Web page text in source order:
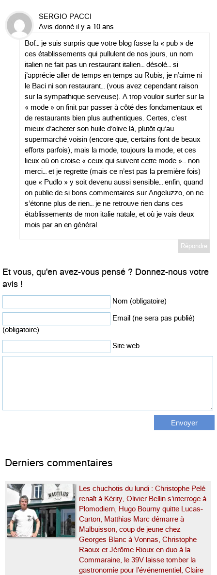
SERGIO PACCI
Avis donné il y a 10 ans
Bof… je suis surpris que votre blog fasse la « pub » de
ces établissements qui pullulent de nos jours, un nom
italien ne fait pas un restaurant italien… désolé… si
j’apprécie aller de temps en temps au Rubis, je n’aime ni
le Baci ni son restaurant… (vous avez cependant raison
sur la sympathique serveuse). A trop vouloir surfer sur la
« mode » on finit par passer à côté des fondamentaux et
de restaurants bien plus authentiques. Certes, c’est
mieux d’acheter son huile d’olive là, plutôt qu’au
supermarché voisin (encore que, certains font de beaux
efforts parfois), mais la mode, toujours la mode, et ces
lieux où on croise « ceux qui suivent cette mode »… non
merci… et je regrette (mais ce n’est pas la première fois)
que « Pudlo » y soit devenu aussi sensible… enfin, quand
on publie de si bons commentaires sur Angeluzzo, on ne
s’étonne plus de rien… je ne retrouve rien dans ces
établissements de mon italie natale, et où je vais deux
mois par an en général.
Répondre
Et vous, qu'en avez-vous pensé ? Donnez-nous votre
avis !
Nom (obligatoire)
Email (ne sera pas publié)
(obligatoire)
Site web
Derniers commentaires
Les chuchotis du lundi : Christophe Pelé
renaît à Kérity, Olivier Bellin s’interroge à
Plomodiern, Hugo Bourny quitte Lucas-
Carton, Matthias Marc démarre à
Malbuisson, coup de jeune chez
Georges Blanc à Vonnas, Christophe
Raoux et Jérôme Rioux en duo à la
Commaraine, le 39V laisse tomber la
gastronomie pour l’événementiel, Claire